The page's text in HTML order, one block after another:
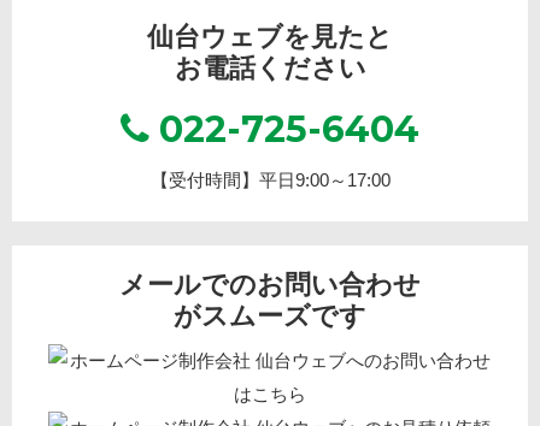
仙台ウェブを見たと
お電話ください
022-725-6404
【受付時間】平日9:00～17:00
メールでのお問い合わせ
がスムーズです